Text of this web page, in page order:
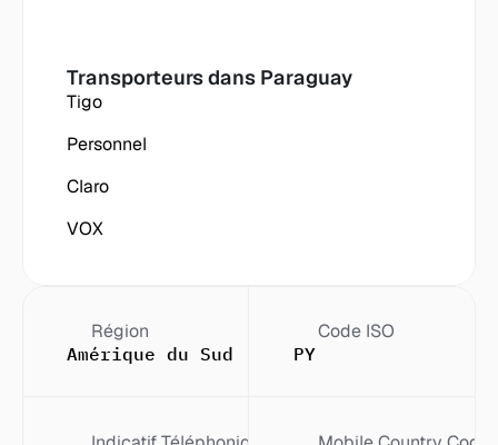
Transporteurs dans Paraguay
Tigo
Personnel
Claro
VOX
Région
Amérique du Sud
Code ISO
PY